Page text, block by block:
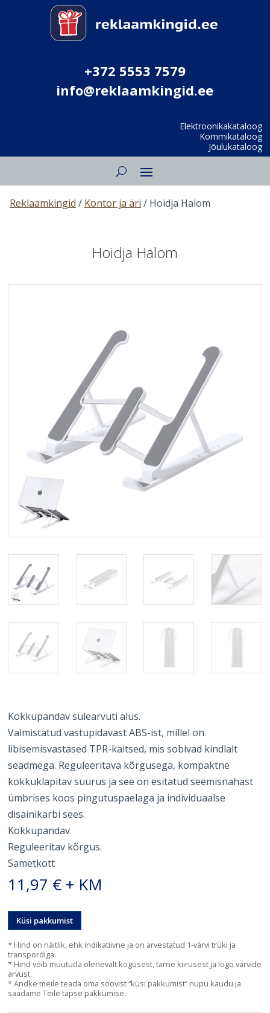
+372 5553 7579
info@reklaamkingid.ee
Elektroonikakataloog
Kommikataloog
Jõulukataloog
Reklaamkingid / Kontor ja äri / Hoidja Halom
Hoidja Halom
Kokkupandav sülearvuti alus.
Valmistatud vastupidavast ABS-ist, millel on
libisemisvastased TPR-kaitsed, mis sobivad kindlalt
seadmega. Reguleeritava kõrgusega, kompaktne
kokkuklapitav suurus ja see on esitatud seemisnahast
ümbrises koos pingutuspaelaga ja individuaalse
disainikarbi sees.
Kokkupandav.
Reguleeritav kõrgus.
Sametkott
11,97 € + KM
Küsi pakkumist
* Hind on näitlik, ehk indikatiivne ja on arvestatud 1-värvi trüki ja
transpordiga.
* Hind võib muutuda olenevalt kogusest, tarne kiirusest ja logo värvide
arvust.
* Andke meile teada oma soovist “küsi pakkumist” nupu kaudu ja
saadame Teile täpse pakkumise.